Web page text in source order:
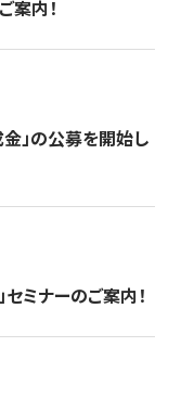
案内！
」の公募を開始し
ミナーのご案内！